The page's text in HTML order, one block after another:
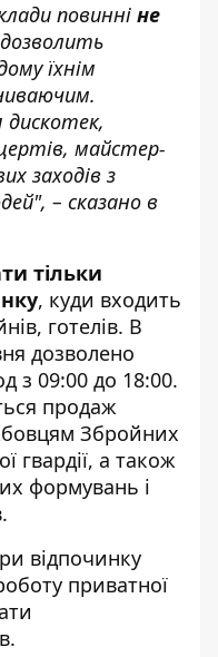
повинні не
їхнім
дискотек,
майстер-
заходів з
– сказано в
тільки
, куди входить
готелів. В
дозволено
з 09:00 до 18:00.
продаж
Збройних
гвардії, а також
формувань і
відпочинку
приватної